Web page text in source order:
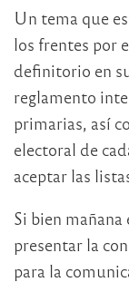
Un tema que
los frentes por
definitorio en
reglamento
primarias, así
electoral de
aceptar las
Si bien mañana
presentar la
para la